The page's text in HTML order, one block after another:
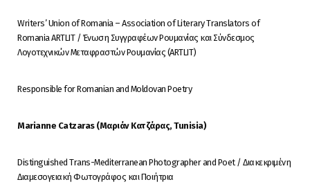
Writers’ Union of Romania – Association of Literary Translators of
Romania ARTLIT / Ένωση Συγγραφέων Ρουμανίας και Σύνδεσμος
Λογοτεχνικών Μεταφραστών Ρουμανίας (ARTLIT)
Responsible for Romanian and Moldovan Poetry
Marianne Catzaras (Μαριάν Κατζάρας, Tunisia)
Distinguished Trans-Mediterranean Photographer and Poet / Διακεκριμένη
Διαμεσογειακή Φωτογράφος και Ποιήτρια